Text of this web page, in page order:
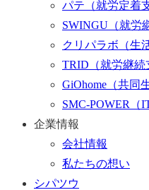
パテ （就労定着
SWINGU （就労
クリパラボ （生
TRID （就労継
GiOhome （共同
SMC-POWER
（
企業情報
会社情報
私たちの想い
シパツウ